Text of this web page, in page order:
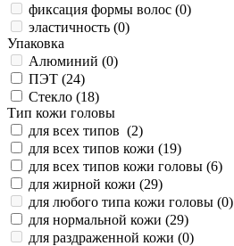
фиксация формы волос (0)
эластичность (0)
Упаковка
Алюминий (0)
ПЭТ (24)
Стекло (18)
Тип кожи головы
для всех типов (2)
для всех типов кожи (19)
для всех типов кожи головы (6)
для жирной кожи (29)
для любого типа кожи головы (0)
для нормальной кожи (29)
для раздраженной кожи (0)